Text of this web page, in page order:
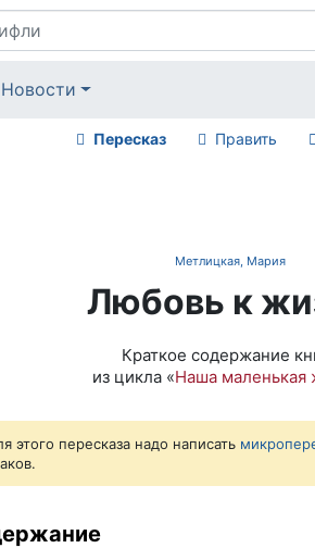
Новости
Пересказ Править
Метлицкая, Мария
Любовь к
Краткое содержание
из цикла «Наша маленькая
этого пересказа надо написать